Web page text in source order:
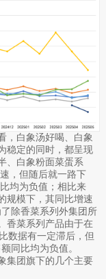
，白象汤好喝、白象
稳定的同时，都呈现
、白象粉面菜蛋系
，但随后就一路下
均为负值；相比来
规模下，其同比增速
除香菜系列外集团所
香菜系列产品由于在
数据有一定滞后，但
同比均为负值。
集团旗下的几个主要